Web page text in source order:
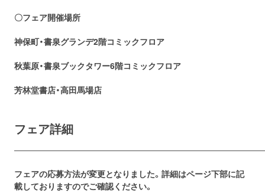
〇フェア開催場所
神保町・書泉グランデ2階コミックフロア
秋葉原・書泉ブックタワー6階コミックフロア
芳林堂書店・高田馬場店
フェア詳細
フェアの応募方法が変更となりました。詳細はページ下部に記
載しておりますのでご確認ください。